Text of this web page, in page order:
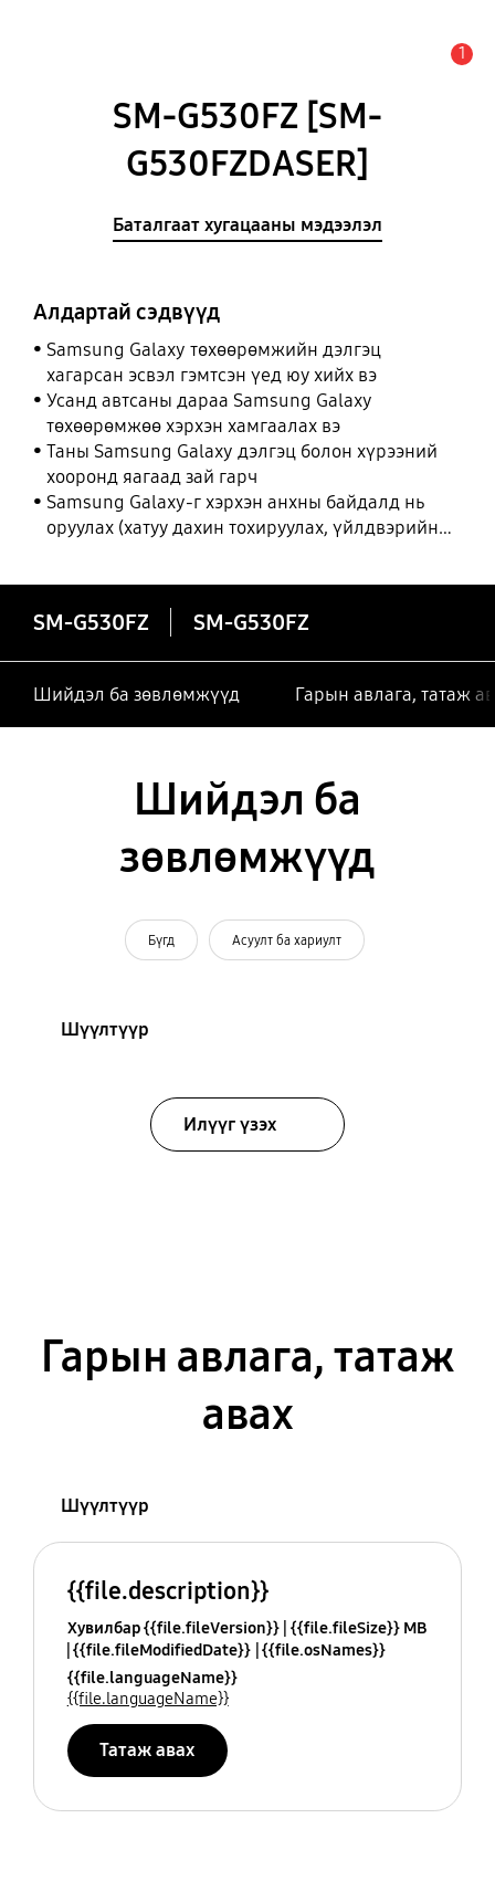
1
SM-G530FZ [SM-
G530FZDASER]
Баталгаат хугацааны мэдээлэл
Алдартай сэдвүүд
Samsung Galaxy төхөөрөмжийн дэлгэц
хагарсан эсвэл гэмтсэн үед юу хийх вэ
Усанд автсаны дараа Samsung Galaxy
төхөөрөмжөө хэрхэн хамгаалах вэ
Таны Samsung Galaxy дэлгэц болон хүрээний
хооронд яагаад зай гарч
Samsung Galaxy-г хэрхэн анхны байдалд нь
оруулах (хатуу дахин тохируулах, үйлдвэрийн
SM-G530FZ SM-G530FZ
Шийдэл ба зөвлөмжүүд Гарын авлага, татаж
Шийдэл ба
зөвлөмжүүд
Бүгд Асуулт ба хариулт
Шүүлтүүр
Илүүг үзэх
Гарын авлага, татаж
авах
Шүүлтүүр
{{file.description}}
Хувилбар {{file.fileVersion}} {{file.fileSize}} MB
{{file.fileModifiedDate}} {{file.osNames}}
{{file.languageName}}
{{file.languageName}}
Татаж авах